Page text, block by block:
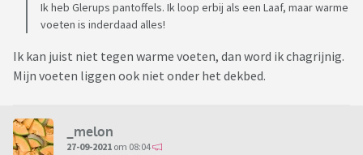
Ik heb Glerups pantoffels. Ik loop erbij als een Laaf, maar warme
voeten is inderdaad alles!
Ik kan juist niet tegen warme voeten, dan word ik chagrijnig.
Mijn voeten liggen ook niet onder het dekbed.
_melon
27-09-2021 om 08:04